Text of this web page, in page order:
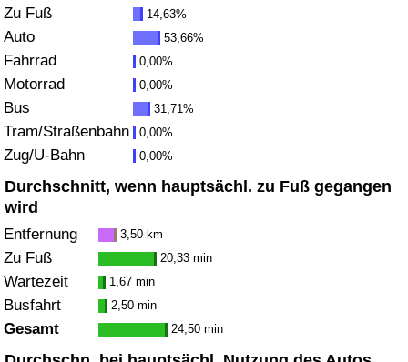
Zu Fuß 14,63%
Auto 53,66%
Fahrrad 0,00%
Motorrad 0,00%
Bus 31,71%
Tram/Straßenbahn 0,00%
Zug/U-Bahn 0,00%
Durchschnitt, wenn hauptsächl. zu Fuß gegangen
wird
Entfernung 3,50 km
Zu Fuß 20,33 min
Wartezeit 1,67 min
Busfahrt 2,50 min
Gesamt 24,50 min
Verschmutzungsindex
Umweltverschmutzungs-Index nach Land
Verkehr
Verkehrs-Index
Verkehrs-Index (aktuell)
Verkehrs-Index nach Land